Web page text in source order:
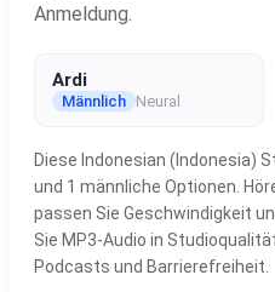
Anmeldung.
Ardi
Männlich Neural
Diese Indonesian (Indonesia)
und 1 männliche Optionen.
passen Sie Geschwindigkeit
Sie MP3-Audio in
Podcasts und Barrierefreiheit.